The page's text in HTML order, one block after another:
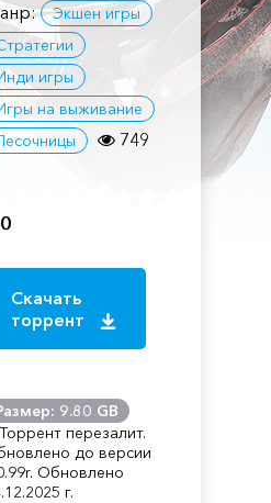
Экшен игры
игры
на выживание
749
0
Скачать
торрент
9.80 GB
Торрент перезалит.
до версии
Обновлено
г.